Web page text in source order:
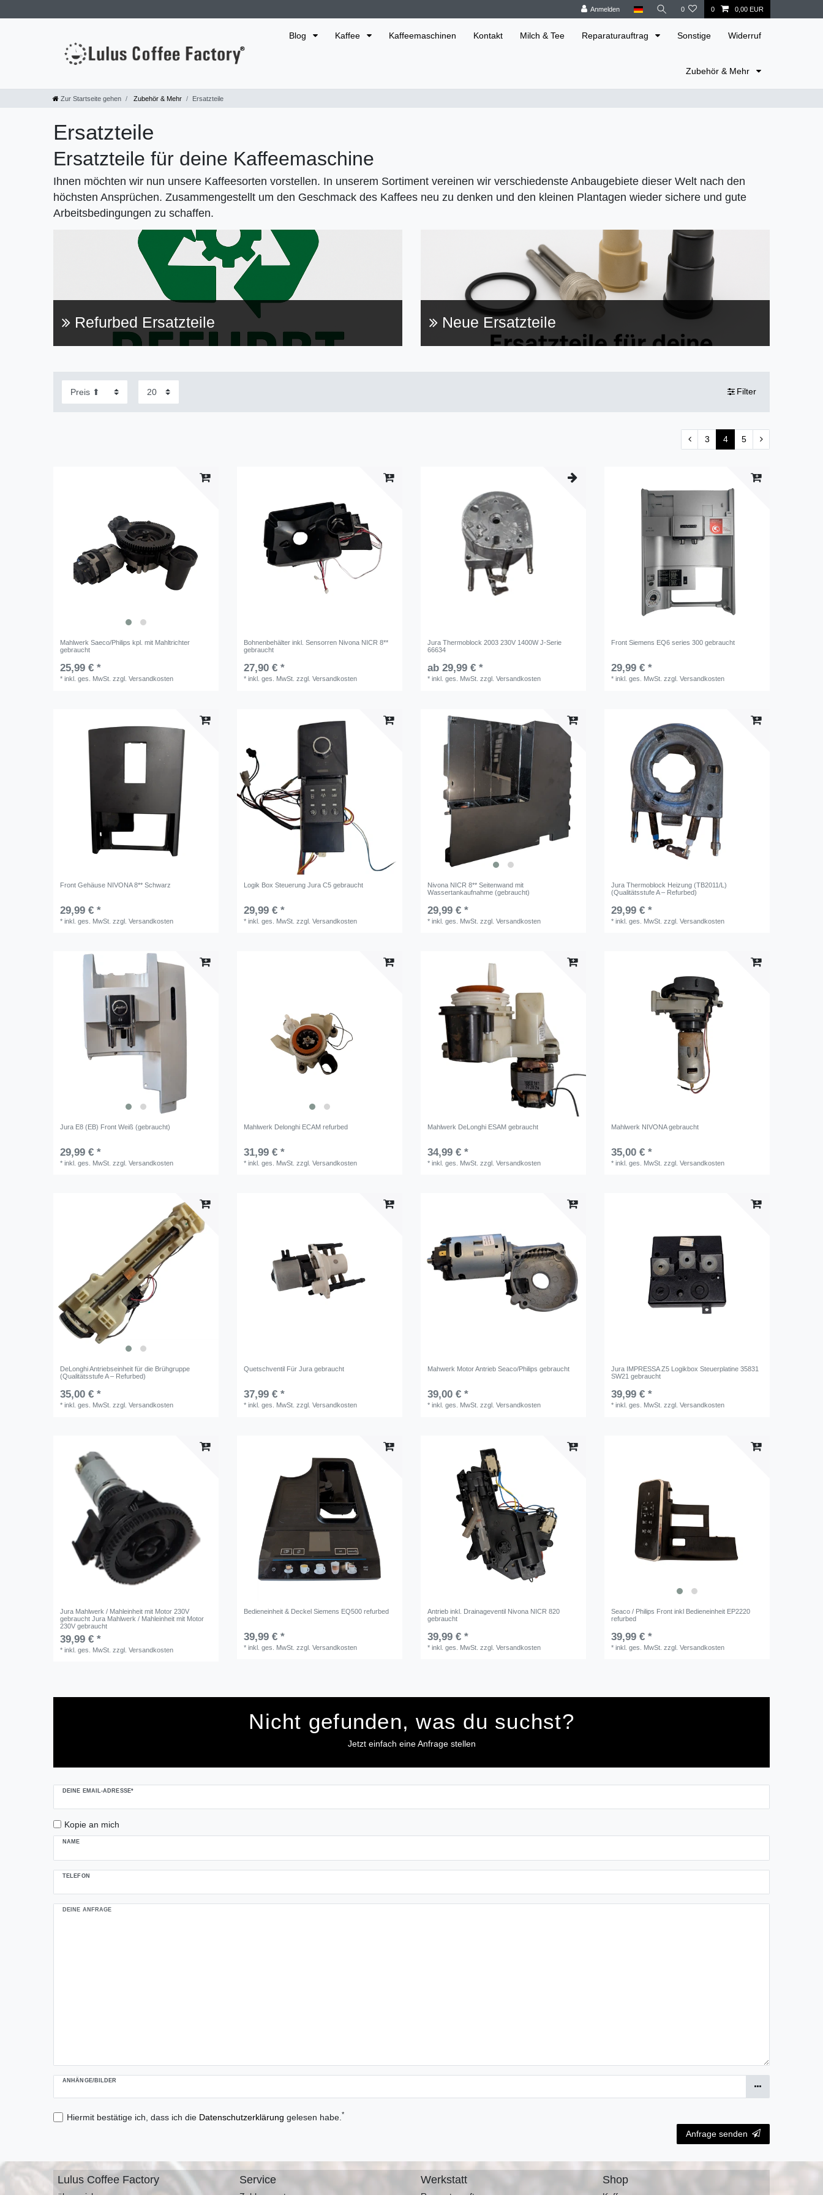
Anmelden 0 0 0,00 EUR
Blog Kaffee Kaffeemaschinen Kontakt Milch & Tee Reparaturauftrag Sonstige Widerruf
Zubehör & Mehr
Zur Startseite gehen Zubehör & Mehr Ersatzteile
Ersatzteile
Ersatzteile für deine Kaffeemaschine
Ihnen möchten wir nun unsere Kaffeesorten vorstellen. In unserem Sortiment vereinen wir verschiedenste Anbaugebiete dieser Welt nach den
höchsten Ansprüchen. Zusammengestellt um den Geschmack des Kaffees neu zu denken und den kleinen Plantagen wieder sichere und gute
Arbeitsbedingungen zu schaffen.
Refurbed Ersatzteile Neue Ersatzteile
Filter
3 4 5
Mahlwerk Saeco/Philips kpl. mit Mahltrichter
gebraucht
25,99 € *
*inkl. ges. MwSt. zzgl.Versandkosten
Bohnenbehälter inkl. Sensorren Nivona NICR 8**
gebraucht
27,90 € *
*inkl. ges. MwSt. zzgl.Versandkosten
Jura Thermoblock 2003 230V 1400W J-Serie
66634
ab 29,99 € *
*inkl. ges. MwSt. zzgl.Versandkosten
Front Siemens EQ6 series 300 gebraucht
29,99 € *
*inkl. ges. MwSt. zzgl.Versandkosten
Front Gehäuse NIVONA 8** Schwarz
29,99 € *
*inkl. ges. MwSt. zzgl.Versandkosten
Logik Box Steuerung Jura C5 gebraucht
29,99 € *
*inkl. ges. MwSt. zzgl.Versandkosten
Nivona NICR 8** Seitenwand mit
Wassertankaufnahme (gebraucht)
29,99 € *
*inkl. ges. MwSt. zzgl.Versandkosten
Jura Thermoblock Heizung (TB2011/L)
(Qualitätsstufe A – Refurbed)
29,99 € *
*inkl. ges. MwSt. zzgl.Versandkosten
Jura E8 (EB) Front Weiß (gebraucht)
29,99 € *
*inkl. ges. MwSt. zzgl.Versandkosten
Mahlwerk Delonghi ECAM refurbed
31,99 € *
*inkl. ges. MwSt. zzgl.Versandkosten
Mahlwerk DeLonghi ESAM gebraucht
34,99 € *
*inkl. ges. MwSt. zzgl.Versandkosten
Mahlwerk NIVONA gebraucht
35,00 € *
*inkl. ges. MwSt. zzgl.Versandkosten
DeLonghi Antriebseinheit für die Brühgruppe
(Qualitätsstufe A – Refurbed)
35,00 € *
*inkl. ges. MwSt. zzgl.Versandkosten
Quetschventil Für Jura gebraucht
37,99 € *
*inkl. ges. MwSt. zzgl.Versandkosten
Mahwerk Motor Antrieb Seaco/Philips gebraucht
39,00 € *
*inkl. ges. MwSt. zzgl.Versandkosten
Jura IMPRESSA Z5 Logikbox Steuerplatine 35831
SW21 gebraucht
39,99 € *
*inkl. ges. MwSt. zzgl.Versandkosten
Jura Mahlwerk / Mahleinheit mit Motor 230V
gebraucht Jura Mahlwerk / Mahleinheit mit Motor
230V gebraucht
39,99 € *
*inkl. ges. MwSt. zzgl.Versandkosten
Bedieneinheit & Deckel Siemens EQ500 refurbed
39,99 € *
*inkl. ges. MwSt. zzgl.Versandkosten
Antrieb inkl. Drainageventil Nivona NICR 820
gebraucht
39,99 € *
*inkl. ges. MwSt. zzgl.Versandkosten
Seaco / Philips Front inkl Bedieneinheit EP2220
refurbed
39,99 € *
*inkl. ges. MwSt. zzgl.Versandkosten
Nicht gefunden, was du suchst?
Jetzt einfach eine Anfrage stellen
DEINE EMAIL-ADRESSE*
Kopie an mich
NAME
TELEFON
DEINE ANFRAGE
ANHÄNGE/BILDER
Hiermit bestätige ich, dass ich die Daten­schutz­erklärung gelesen habe. *
Ceres::Template.mailFormHoneypotLabel
Anfrage senden
Lulus Coffee Factory Service Werkstatt Shop